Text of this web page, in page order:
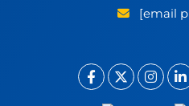
[email